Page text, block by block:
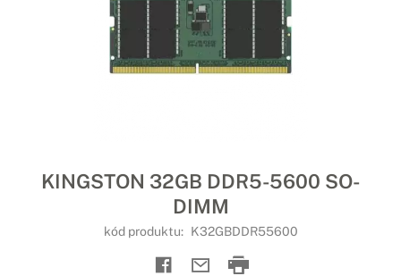
KINGSTON 32GB DDR5-5600 SO-
DIMM
kód produktu: K32GBDDR55600